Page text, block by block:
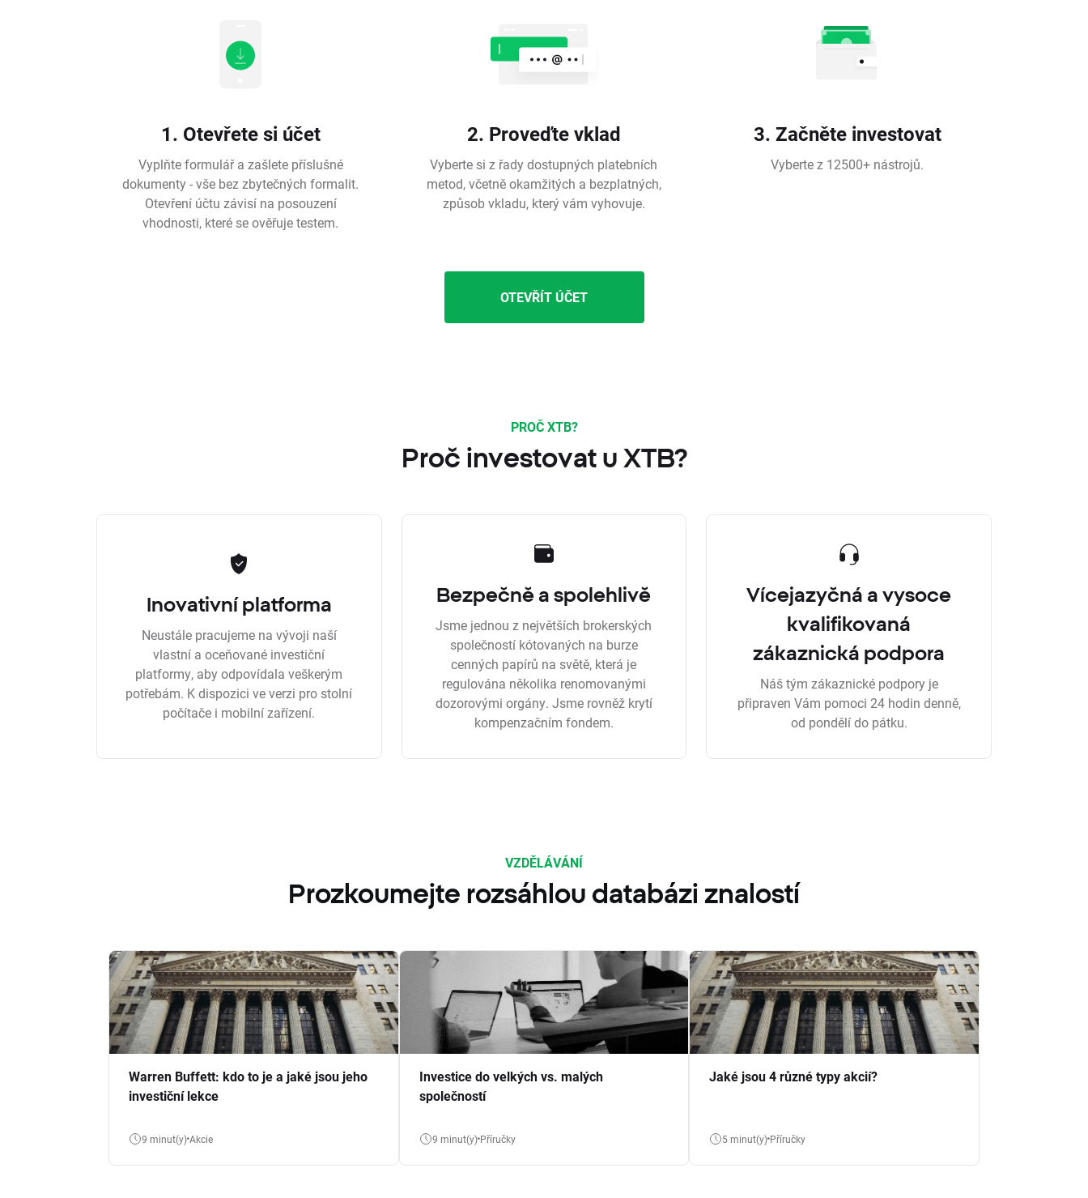
1. Otevřete si účet
Vyplňte formulář a zašlete příslušné
dokumenty - vše bez zbytečných formalit.
Otevření účtu závisí na posouzení
vhodnosti, které se ověřuje testem.
2. Proveďte vklad
Vyberte si z řady dostupných platebních
metod, včetně okamžitých a bezplatných,
způsob vkladu, který vám vyhovuje.
3. Začněte investovat
Vyberte z 12500+ nástrojů.
OTEVŘÍT ÚČET
PROČ XTB?
Proč investovat u XTB?
Inovativní platforma
Neustále pracujeme na vývoji naší
vlastní a oceňované investiční
platformy, aby odpovídala veškerým
potřebám. K dispozici ve verzi pro stolní
počítače i mobilní zařízení.
Bezpečně a spolehlivě
Jsme jednou z největších brokerských
společností kótovaných na burze
cenných papírů na světě, která je
regulována několika renomovanými
dozorovými orgány. Jsme rovněž krytí
kompenzačním fondem.
Vícejazyčná a vysoce
kvalifikovaná
zákaznická podpora
Náš tým zákaznické podpory je
připraven Vám pomoci 24 hodin denně,
od pondělí do pátku.
VZDĚLÁVÁNÍ
Prozkoumejte rozsáhlou databázi znalostí
Warren Buffett: kdo to je a jaké jsou jeho
investiční lekce
9 minut(y) Akcie
Investice do velkých vs. malých
společností
9 minut(y) Příručky
Jaké jsou 4 různé typy akcií?
5 minut(y) Příručky